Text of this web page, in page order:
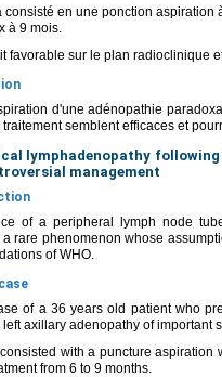
consisté en une ponction
à 9 mois.
favorable sur le plan radioclinique
d'une adénopathie
semblent efficaces et
lymphadenopathy
management
of a peripheral lymph node
rare phenomenon whose
of WHO.
of a 36 years old patient who
axillary adenopathy of important
with a puncture
from 6 to 9 months.